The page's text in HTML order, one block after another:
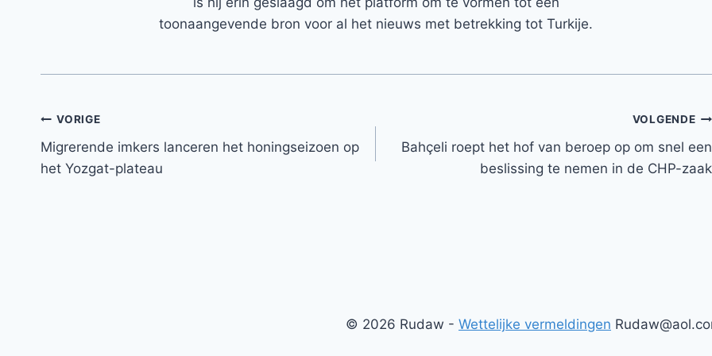
toonaangevende bron voor al het nieuws met betrekking tot Turkije.
Bericht
navigatie
VORIGE
Migrerende imkers lanceren het honingseizoen op
het Yozgat-plateau
VOLGENDE
Bahçeli roept het hof van beroep op om snel een
beslissing te nemen in de CHP-zaak
© 2026 Rudaw - Wettelijke vermeldingen